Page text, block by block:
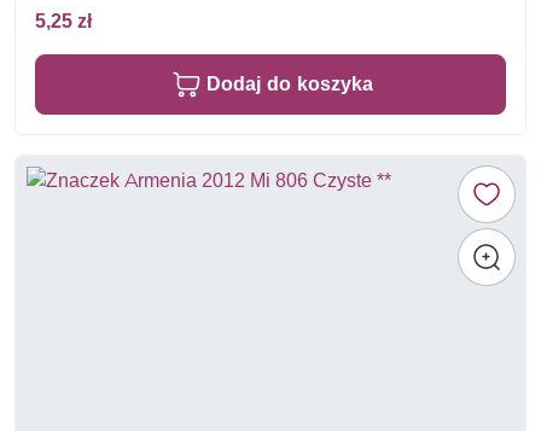
5,25 zł
Dodaj do koszyka